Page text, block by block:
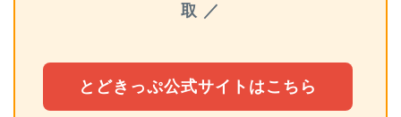
取 ／
とどきっぷ公式サイトはこちら